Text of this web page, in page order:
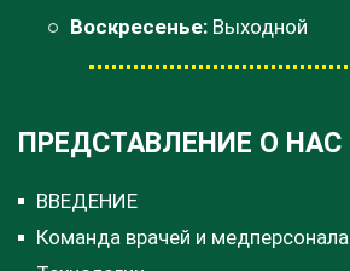
Воскресенье: Выходной
ПРЕДСТАВЛЕНИЕ О НАС
ВВЕДЕНИЕ
Команда врачей и медперсонала